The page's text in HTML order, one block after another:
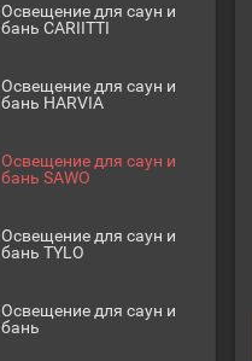
Освещение для саун и
бань CARIITTI
Освещение для саун и
бань HARVIA
Освещение для саун и
бань SAWO
Освещение для саун и
бань TYLO
Освещение для саун и
бань